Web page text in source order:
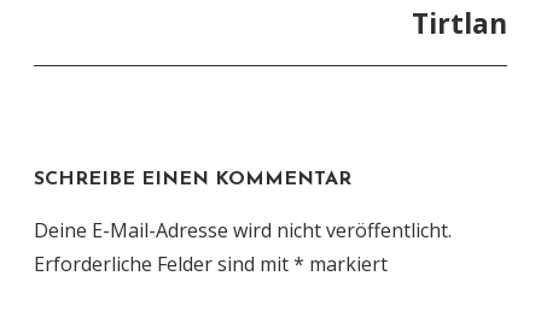
Tirtlan
SCHREIBE EINEN KOMMENTAR
Deine E-Mail-Adresse wird nicht veröffentlicht.
Erforderliche Felder sind mit* markiert